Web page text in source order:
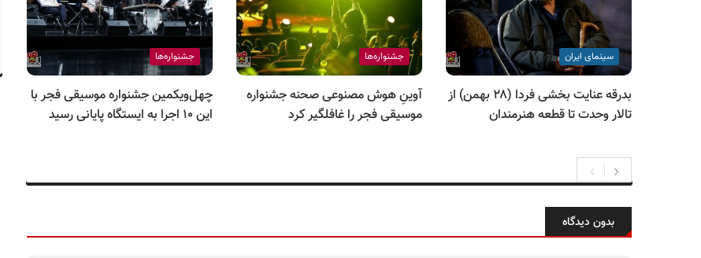
سینمای ایران
بدرقه عنایت بخشی فردا (۲۸ بهمن) از
تالار وحدت تا قطعه هنرمندان
جشنواره‌ها
آوینِ هوش مصنوعی صحنه جشنواره
موسیقی فجر را غافلگیر کرد
جشنواره‌ها
چهل‌و‌یکمین جشنواره موسیقی فجر با
این ۱۰ اجرا به ایستگاه پایانی رسید
بدون دیدگاه